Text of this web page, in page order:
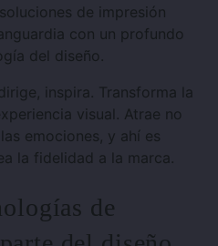
de impresión
con un profundo
del diseño.
inspira. Transforma la
visual. Atrae no
emociones, y ahí es
la fidelidad a la marca.
de